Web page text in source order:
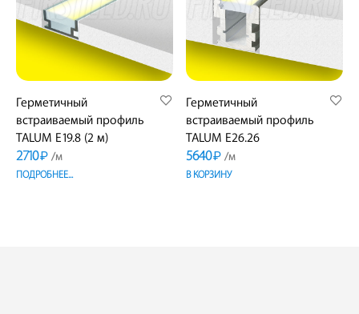
Герметичный
встраиваемый профиль
TALUM E19.8 (2 м)
2710₽ /м
ПОДРОБНЕЕ...
Герметичный
встраиваемый профиль
TALUM E26.26
5640₽ /м
В КОРЗИНУ